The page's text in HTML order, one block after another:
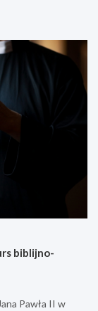
biblijno-
Pawła II w